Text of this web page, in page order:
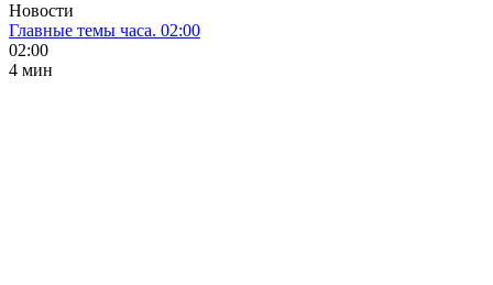
Новости
Главные темы часа. 02:00
02:00
4 мин